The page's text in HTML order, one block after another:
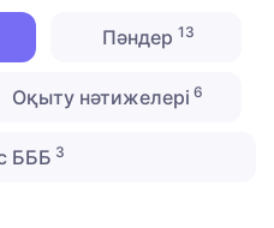
Пәндер 13
Оқыту нәтижелері 6
БББ 3